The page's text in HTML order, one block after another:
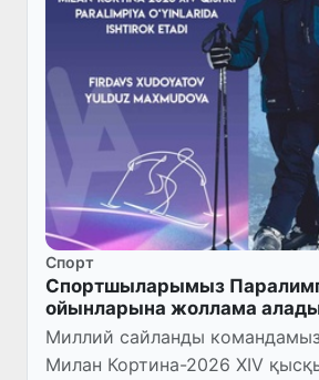
Спорт
Спортшыларымыз
ойынларына жоллама
Миллий сайланды
Милан Кортина-2026 XIV